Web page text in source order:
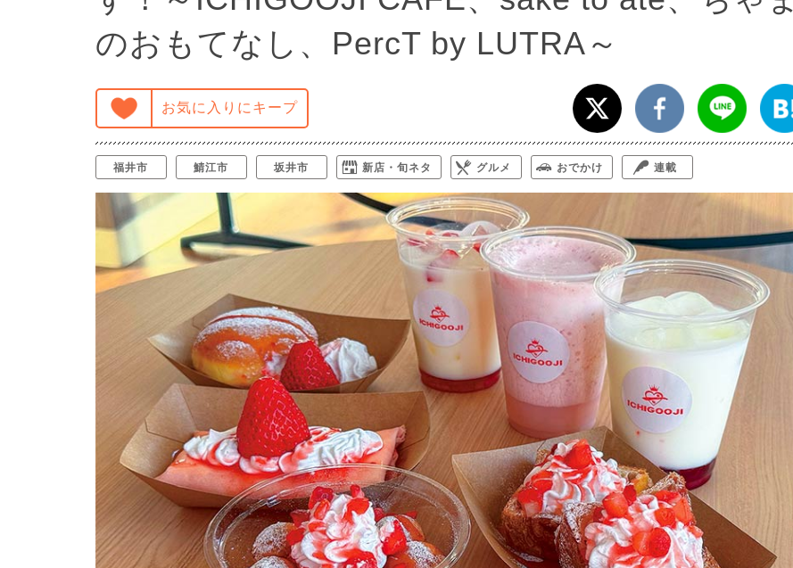
のおもてなし、PercT by LUTRA～
お気に入りにキープ
福井市 鯖江市 坂井市 新店・旬ネタ グルメ おでかけ 連載